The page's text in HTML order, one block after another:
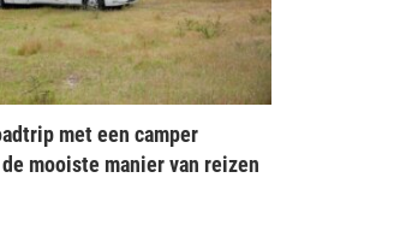
met een camper
mooiste manier van reizen